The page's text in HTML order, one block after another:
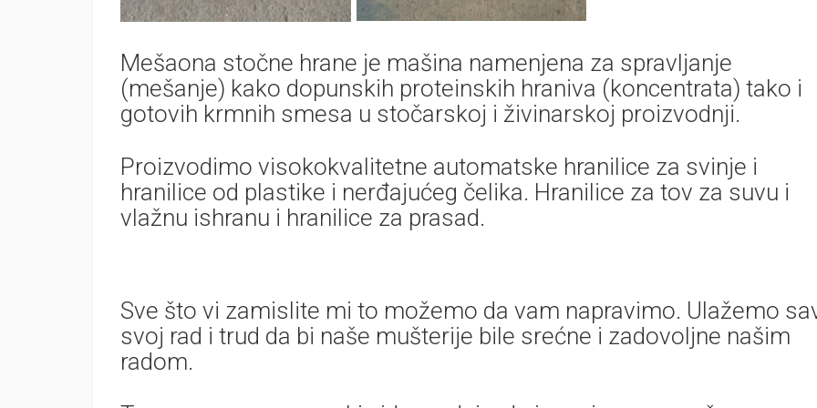
Mešaona stočne hrane je mašina namenjena za spravljanje
(mešanje) kako dopunskih proteinskih hraniva (koncentrata) tako i
gotovih krmnih smesa u stočarskoj i živinarskoj proizvodnji.
Proizvodimo visokokvalitetne automatske hranilice za svinje i
hranilice od plastike i nerđajućeg čelika. Hranilice za tov za suvu i
vlažnu ishranu i hranilice za prasad.
Sve što vi zamislite mi to možemo da vam napravimo. Ulažemo
svoj rad i trud da bi naše mušterije bile srećne i zadovoljne našim
radom.